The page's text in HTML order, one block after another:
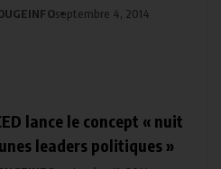
septembre 4, 2014
lance le concept « nuit
leaders politiques »